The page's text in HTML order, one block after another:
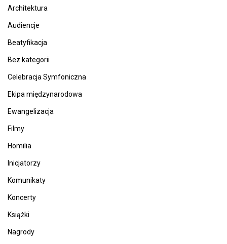
Architektura
Audiencje
Beatyfikacja
Bez kategorii
Celebracja Symfoniczna
Ekipa międzynarodowa
Ewangelizacja
Filmy
Homilia
Inicjatorzy
Komunikaty
Koncerty
Książki
Nagrody